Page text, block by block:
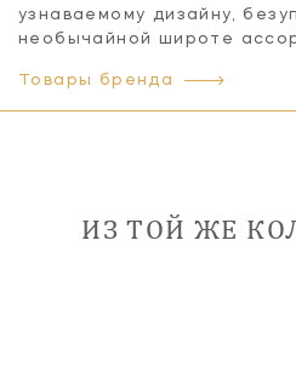
узнаваемому дизайну,
необычайной широте
Товары бренда
ИЗ ТОЙ ЖЕ